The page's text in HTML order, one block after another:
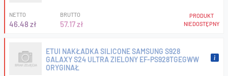
NETTO
46.48 zł
BRUTTO
57.17 zł
PRODUKT
NIEDOSTĘPNY
ETUI NAKŁADKA SILICONE SAMSUNG S928
GALAXY S24 ULTRA ZIELONY EF-PS928TGEGWW
ORYGINAŁ